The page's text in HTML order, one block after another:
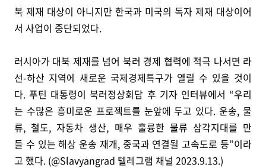
북 제재 대상이 아니지만 한국과 미국의 독자 제재 대상이어
서 사업이 중단되었다.
러시아가 대북 제재를 넘어 북러 경제 협력에 적극 나서면 라
선-하산 지역에 새로운 국제경제특구가 열릴 수 있을 것이
다. 푸틴 대통령이 북러정상회담 후 기자 인터뷰에서 “우리
는 수많은 흥미로운 프로젝트를 눈앞에 두고 있다. 운송, 물
류, 철도, 자동차 생산, 매우 훌륭한 물류 삼각지대를 만
들 수 있는 해상 운송 재개, 중국과 연결될 고속도로 등”이라
고 했다. (@Slavyangrad 텔레그램 채널 2023.9.13.)